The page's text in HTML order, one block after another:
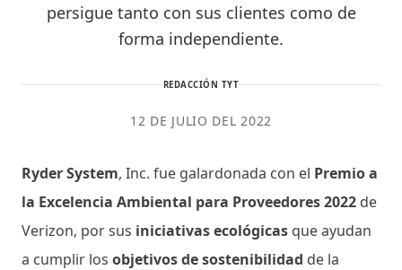
persigue tanto con sus clientes como de
forma independiente.
REDACCIÓN TYT
12 DE JULIO DEL 2022
Ryder System, Inc. fue galardonada con el Premio a
la Excelencia Ambiental para Proveedores 2022 de
Verizon, por sus iniciativas ecológicas que ayudan
a cumplir los objetivos de sostenibilidad de la